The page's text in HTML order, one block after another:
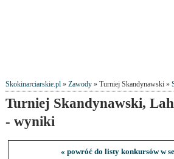
Skokinarciarskie.pl» Zawody» Turniej Skandynawski »
Turniej Skandynawski,
- wyniki
« powróć do listy konkursów w